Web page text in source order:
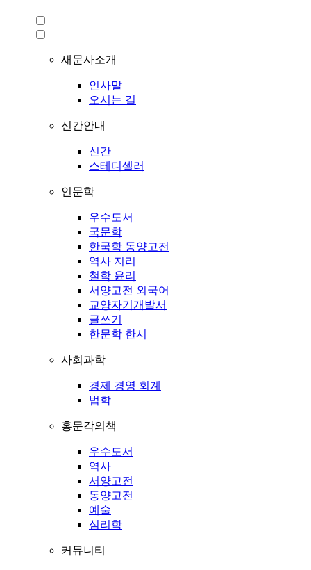
새문사소개
인사말
오시는 길
신간안내
신간
스테디셀러
인문학
우수도서
국문학
한국학 동양고전
역사 지리
철학 윤리
서양고전 외국어
교양자기개발서
글쓰기
한문학 한시
사회과학
경제 경영 회계
법학
홍문각의책
우수도서
역사
서양고전
동양고전
예술
심리학
커뮤니티